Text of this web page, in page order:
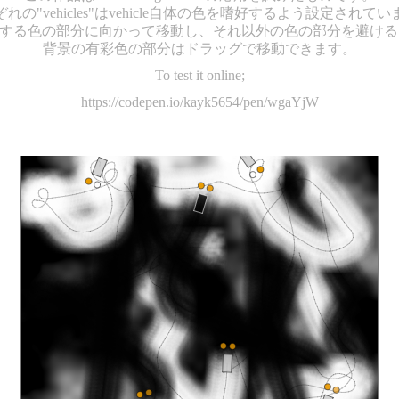
れの"vehicles"はvehicle自体の色を嗜好するよう設定されてい
る色の部分に向かって移動し、それ以外の色の部分を避ける
背景の有彩色の部分はドラッグで移動できます。
To test it online;
https://codepen.io/kayk5654/pen/wgaYjW